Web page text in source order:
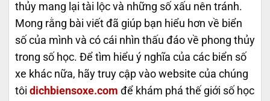
thủy mang lại tài lộc và những số xấu nên tránh.
Mong rằng bài viết đã giúp bạn hiểu hơn về biển
số của mình và có cái nhìn thấu đáo về phong thủy
trong số học. Để tìm hiểu ý nghĩa của các biển số
xe khác nữa, hãy truy cập vào website của chúng
tôi dichbiensoxe.com để khám phá thế giới số học